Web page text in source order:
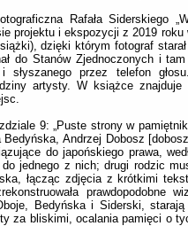
Rafała Siderskiego
projektu i ekspozycji z 2019 roku
dzięki którym fotograf
do Stanów Zjednoczonych i tam
przez telefon
artysty. W książce
9: „Puste strony w
Andrzej Dobosz
do japońskiego prawa,
jednego z nich; drugi rodzic
łącząc zdjęcia z krótkimi
prawdopodobne
Bedyńska i Siderski,
za bliskimi, ocalania pamięci o